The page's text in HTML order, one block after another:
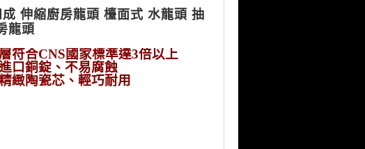
伸縮廚房龍頭 檯面式 水龍頭 抽
龍頭
符合CNS國家標準達3倍以上
口銅錠、不易腐蝕
緻陶瓷芯、輕巧耐用